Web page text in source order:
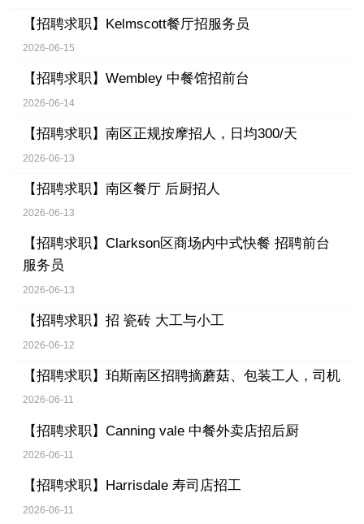
【招聘求职】 Kelmscott餐厅招服务员
2026-06-15
【招聘求职】 Wembley 中餐馆招前台
2026-06-14
【招聘求职】 南区正规按摩招人，日均300/天
2026-06-13
【招聘求职】 南区餐厅 后厨招人
2026-06-13
【招聘求职】 Clarkson区商场内中式快餐 招聘前台
服务员
2026-06-13
【招聘求职】 招 瓷砖 大工与小工
2026-06-12
【招聘求职】 珀斯南区招聘摘蘑菇、包装工人，司机
2026-06-11
【招聘求职】 Canning vale 中餐外卖店招后厨
2026-06-11
【招聘求职】 Harrisdale 寿司店招工
2026-06-11